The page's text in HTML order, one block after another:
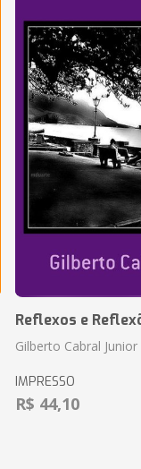
Reflexos e
Gilberto Cabral Junior
IMPRESSO
R$ 44,10